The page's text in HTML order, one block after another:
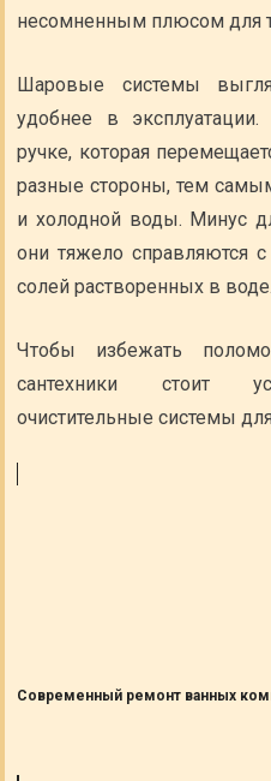
несомненным плюсом для
Шаровые системы
удобнее в
ручке, которая
разные стороны, тем
и холодной воды. Минус
они тяжело справляются
солей растворенных в воде.
Чтобы избежать
сантехники стоит
очистительные системы
Современный ремонт ванных